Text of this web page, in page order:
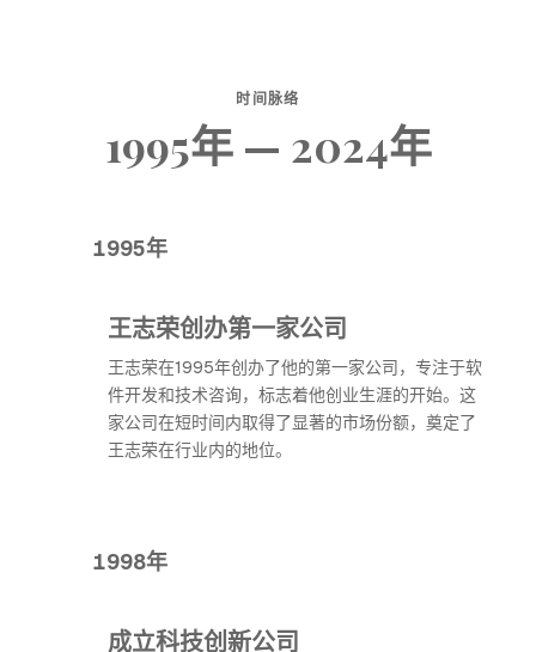
时间脉络
1995年 — 2024年
1995年
王志荣创办第一家公司
王志荣在1995年创办了他的第一家公司，专注于软
件开发和技术咨询，标志着他创业生涯的开始。这
家公司在短时间内取得了显著的市场份额，奠定了
王志荣在行业内的地位。
1998年
成立科技创新公司